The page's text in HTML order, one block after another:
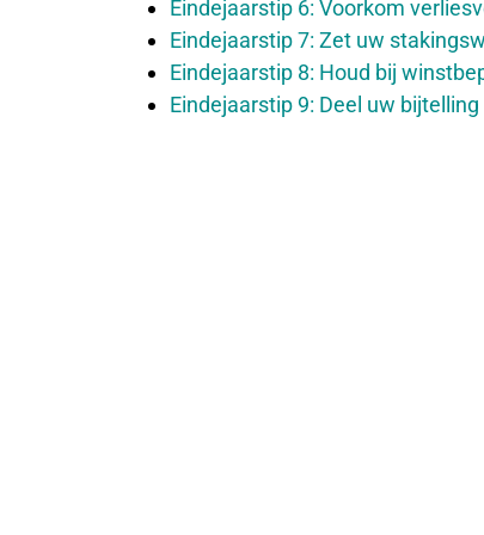
Eindejaarstip 6: Voorkom
Eindejaarstip 7: Zet uw
Eindejaarstip 8: Houd bij
Eindejaarstip 9: Deel uw